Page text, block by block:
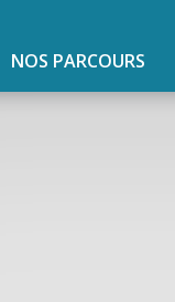
NOS PARCOURS